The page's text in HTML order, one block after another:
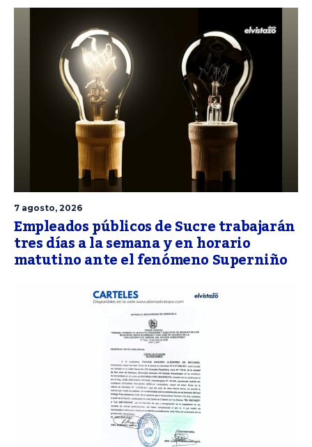
7 agosto, 2026
Empleados públicos de Sucre trabajarán
tres días a la semana y en horario
matutino ante el fenómeno Superniño